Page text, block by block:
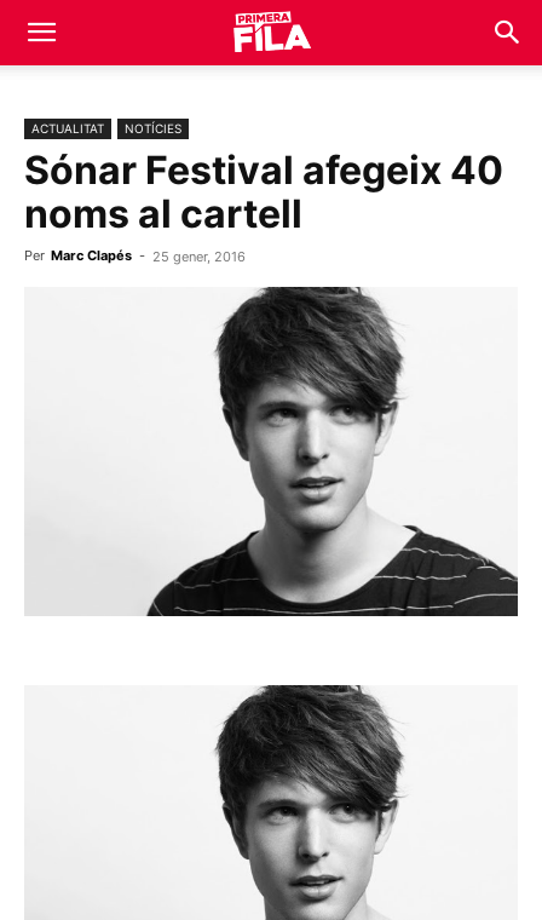
ACTUALITAT NOTÍCIES
Sónar Festival afegeix 40
noms al cartell
Per Marc Clapés - 25 gener, 2016